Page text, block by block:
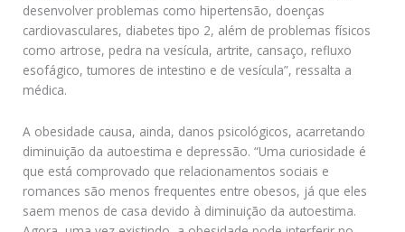
desenvolver problemas como hipertensão, doenças
cardiovasculares, diabetes tipo 2, além de problemas físicos
como artrose, pedra na vesícula, artrite, cansaço, refluxo
esofágico, tumores de intestino e de vesícula”, ressalta a
médica.
A obesidade causa, ainda, danos psicológicos, acarretando
diminuição da autoestima e depressão. “Uma curiosidade é
que está comprovado que relacionamentos sociais e
romances são menos frequentes entre obesos, já que eles
saem menos de casa devido à diminuição da autoestima.